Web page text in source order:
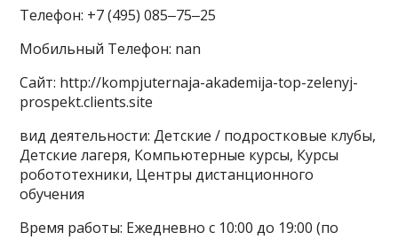
Телефон: +7 (495) 085‒75‒25
Мобильный Телефон: nan
Сайт: http://kompjuternaja-akademija-top-zelenyj-
prospekt.clients.site
вид деятельности: Детские / подростковые клубы,
Детские лагеря, Компьютерные курсы, Курсы
робототехники, Центры дистанционного
обучения
Время работы: Ежедневно с 10:00 до 19:00 (по